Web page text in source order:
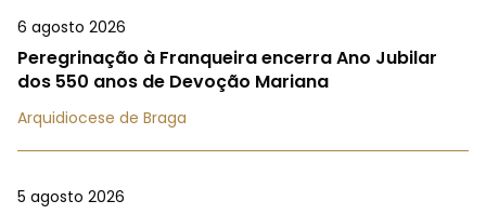
6 agosto 2026
Peregrinação à Franqueira encerra Ano Jubilar
dos 550 anos de Devoção Mariana
Arquidiocese de Braga
5 agosto 2026